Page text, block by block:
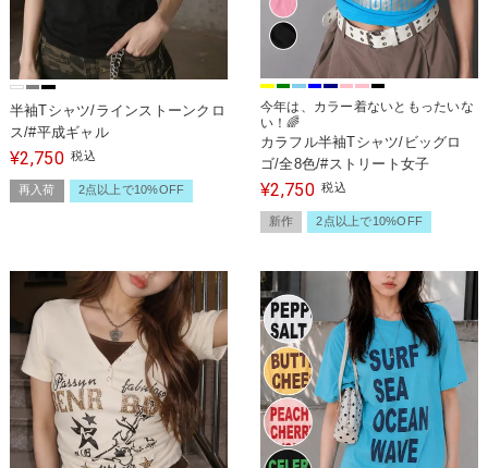
半袖Tシャツ/ラインストーンクロ
ス/#平成ギャル
¥2,750 税込
再入荷 2点以上で10%OFF
今年は、カラー着ないともったいな
い！🌈
カラフル半袖Tシャツ/ビッグロ
ゴ/全8色/#ストリート女子
¥2,750 税込
新作 2点以上で10%OFF